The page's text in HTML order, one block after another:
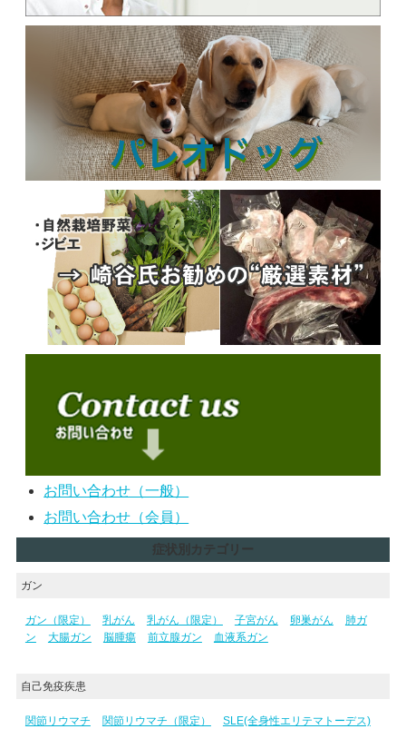
お問い合わせ（一般）
お問い合わせ（会員）
症状別カテゴリー
ガン
ガン（限定） 乳がん 乳がん（限定） 子宮がん 卵巣がん
肺ガ
ン
大腸ガン 脳腫瘍 前立腺ガン 血液系ガン
自己免疫疾患
関節リウマチ 関節リウマチ（限定）
SLE(全身性エリテマトーデス)